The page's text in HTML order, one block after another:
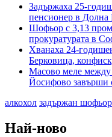
Задържаха 25-
пенсионер в Долна
Шофьор с 3,13
прокуратурата в
Хванаха 24-
Берковица,
Масово меле
Йосифово завърши
алкохол задържан шофьор
Най-ново